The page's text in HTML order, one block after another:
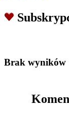
Brak wyników